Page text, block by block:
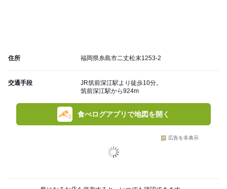
住所 福岡県糸島市二丈松末1253-2
交通手段
JR筑前深江駅より徒歩10分。
筑前深江駅から924m
食べログアプリで地図を開く
広告を非表示